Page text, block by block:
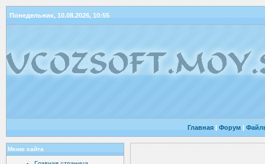
Понедельник, 10.08.2026, 10:55
Главная | Форум |
Меню сайта